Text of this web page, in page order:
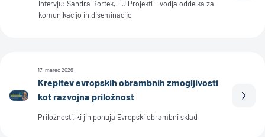
Intervju: Sandra Bortek, EU Projekti - vodja oddelka za
komunikacijo in diseminacijo
17. marec 2026
Krepitev evropskih obrambnih zmogljivosti
kot razvojna priložnost
Priložnosti, ki jih ponuja Evropski obrambni sklad